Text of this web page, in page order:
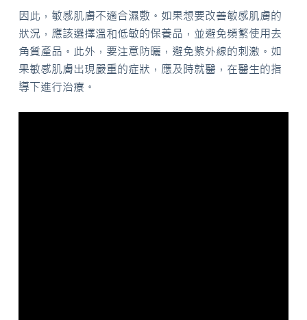
因此，敏感肌膚不適合濕敷。如果想要改善敏感肌膚的
狀況，應該選擇溫和低敏的保養品，並避免頻繁使用去
角質產品。此外，要注意防曬，避免紫外線的刺激。如
果敏感肌膚出現嚴重的症狀，應及時就醫，在醫生的指
導下進行治療。